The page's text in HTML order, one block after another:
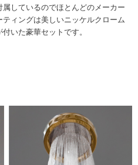
しているのでほとんどのメーカー
ィングは美しいニッケルクローム
いた豪華セットです。